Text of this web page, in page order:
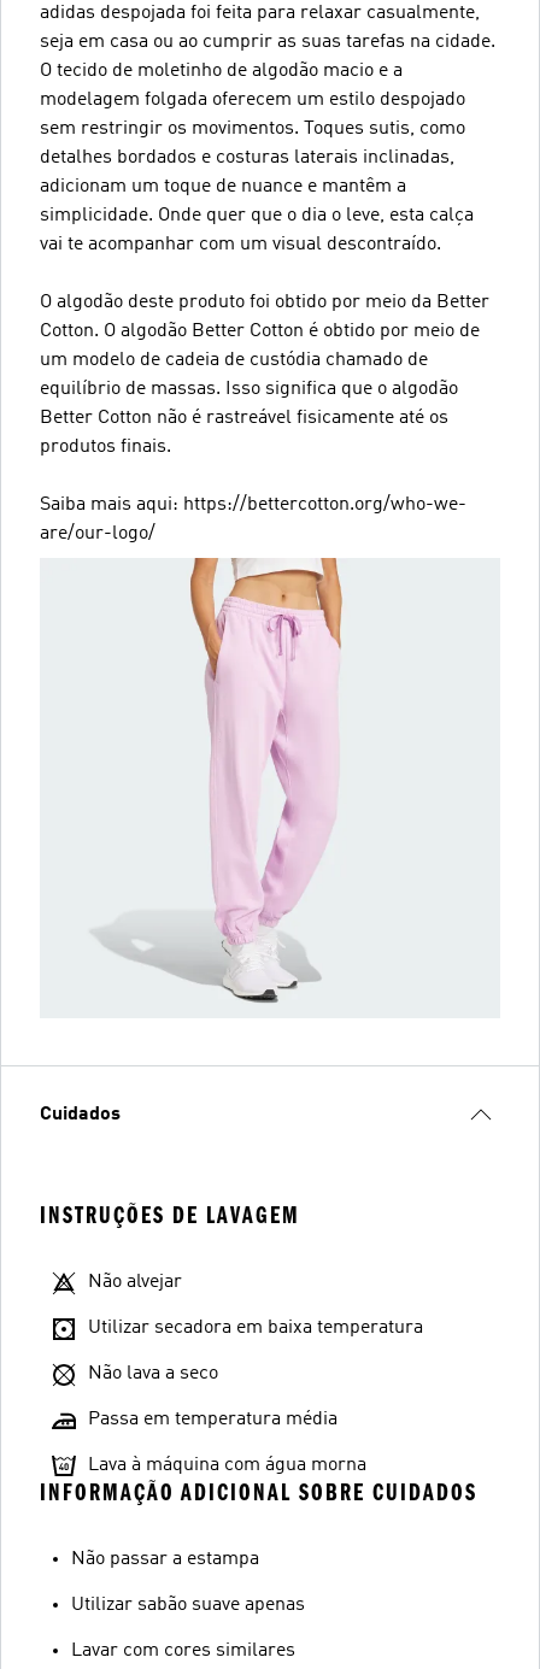
adidas despojada foi feita para relaxar casualmente,
seja em casa ou ao cumprir as suas tarefas na cidade.
O tecido de moletinho de algodão macio e a
modelagem folgada oferecem um estilo despojado
sem restringir os movimentos. Toques sutis, como
detalhes bordados e costuras laterais inclinadas,
adicionam um toque de nuance e mantêm a
simplicidade. Onde quer que o dia o leve, esta calça
vai te acompanhar com um visual descontraído.
O algodão deste produto foi obtido por meio da Better
Cotton. O algodão Better Cotton é obtido por meio de
um modelo de cadeia de custódia chamado de
equilíbrio de massas. Isso significa que o algodão
Better Cotton não é rastreável fisicamente até os
produtos finais.
Saiba mais aqui: https://bettercotton.org/who-we-
are/our-logo/
Cuidados
INSTRUÇÕES DE LAVAGEM
Não alvejar
Utilizar secadora em baixa temperatura
Não lava a seco
Passa em temperatura média
Lava à máquina com água morna
INFORMAÇÃO ADICIONAL SOBRE CUIDADOS
Não passar a estampa
Utilizar sabão suave apenas
Lavar com cores similares